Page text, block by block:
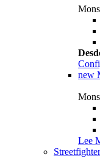
new
Lee
Streetfighter